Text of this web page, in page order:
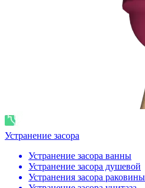
Устранение засора
Устранение засора ванны
Устранение засора душевой
Устранения засора